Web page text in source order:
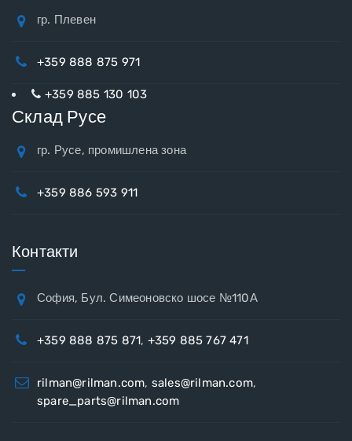
гр. Плевен
+359 888 875 971
+359 885 130 103
Склад Русе
гр. Русе, промишлена зона
+359 886 593 911
Контакти
София, Бул. Симеоновско шосе №110А
+359 888 875 871, +359 885 767 471
rilman@rilman.com, sales@rilman.com,
spare_parts@rilman.com